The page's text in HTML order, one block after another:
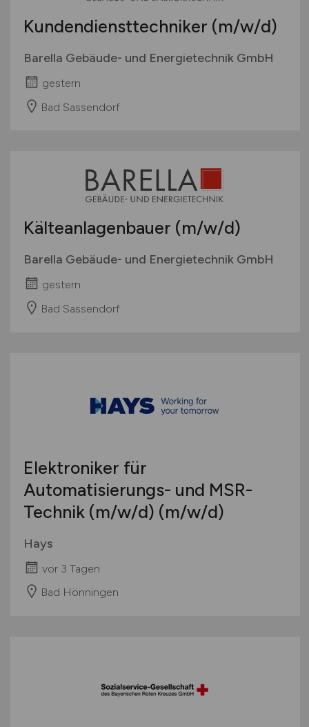
Kundendiensttechniker (m/w/d)
Barella Gebäude- und Energietechnik GmbH
gestern
Bad Sassendorf
Kälteanlagenbauer (m/w/d)
Barella Gebäude- und Energietechnik GmbH
gestern
Bad Sassendorf
Elektroniker für
Automatisierungs- und MSR-
Technik (m/w/d) (m/w/d)
Hays
vor 3 Tagen
Bad Hönningen